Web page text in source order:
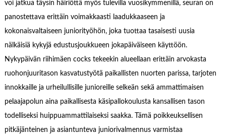
voi jatkua täysin häiriöttä myös tulevilla vuosikymmenillä, seuran on
panostettava erittäin voimakkaasti laadukkaaseen ja
kokonaisvaltaiseen juniorityöhön, joka tuottaa tasaisesti uusia
nälkäisiä kykyjä edustusjoukkueen jokapäiväiseen käyttöön.
Nykypäivän riihimäen cocks tekeekin alueellaan erittäin arvokasta
ruohonjuuritason kasvatustyötä paikallisten nuorten parissa, tarjoten
innokkaille ja urheilullisille junioreille selkeän sekä ammattimaisen
pelaajapolun aina paikallisesta käsipallokoulusta kansallisen tason
todelliseksi huippuammattilaiseksi saakka. Tämä poikkeuksellisen
pitkäjänteinen ja asiantunteva juniorivalmennus varmistaa